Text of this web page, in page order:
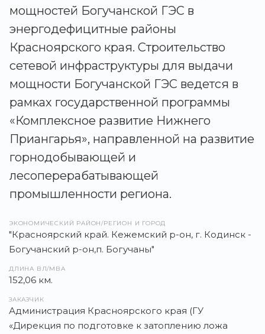
мощностей Богучанской ГЭС в
энергодефицитные районы
Красноярского края. Строительство
сетевой инфраструктуры для выдачи
мощности Богучанской ГЭС ведется в
рамках государственной программы
«Комплексное развитие Нижнего
Приангарья», направленной на развитие
горнодобывающей и
лесоперерабатывающей
промышленности региона.
ЭКОНОМИЧЕСКИЙ РАЙОН/РЕГИОН И ГОРОД
"Красноярский край. Кежемский р-он, г. Кодинск -
Богучанский р-он,п. Богучаны"
ДЛИНА ВЛ/МВА
152,06 км.
ЗАКАЗЧИК
Администрация Красноярского края (ГУ
«Дирекция по подготовке к затоплению ложа